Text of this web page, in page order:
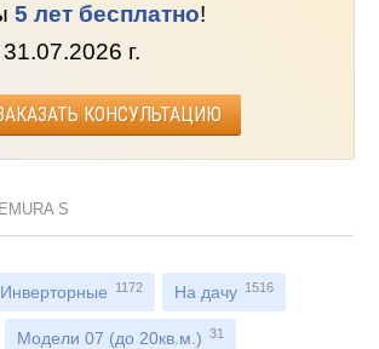
5 лет бесплатно!
г.
КОНСУЛЬТАЦИЮ
S
Инверторные 1172 На дачу 1516
Модели 07 (до 20кв.м.) 31